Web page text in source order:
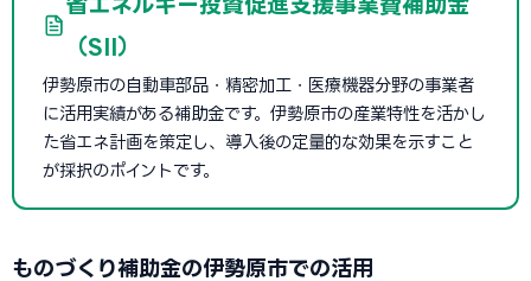
（SII）
伊勢原市の自動車部品・精密加工・医療機器分野の事業者
に活用実績がある補助金です。伊勢原市の産業特性を活かし
た省エネ計画を策定し、導入後の定量的な効果を示すこと
が採択のポイントです。
ものづくり補助金の伊勢原市での活用